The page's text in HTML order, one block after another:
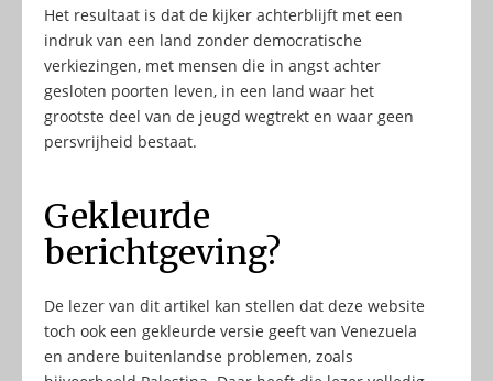
Het resultaat is dat de kijker achterblijft met een
indruk van een land zonder democratische
verkiezingen, met mensen die in angst achter
gesloten poorten leven, in een land waar het
grootste deel van de jeugd wegtrekt en waar geen
persvrijheid bestaat.
Gekleurde
berichtgeving?
De lezer van dit artikel kan stellen dat deze website
toch ook een gekleurde versie geeft van Venezuela
en andere buitenlandse problemen, zoals